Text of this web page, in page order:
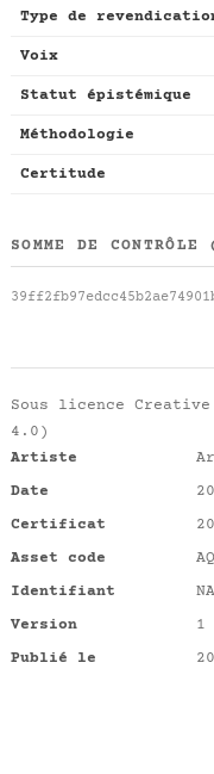
Type de
Voix
Statut épistémique
Méthodologie
Certitude
SOMME DE
Sous licence
4.0)
Artiste
Date
Certificat
Asset code
Identifiant
Version
1
Publié le